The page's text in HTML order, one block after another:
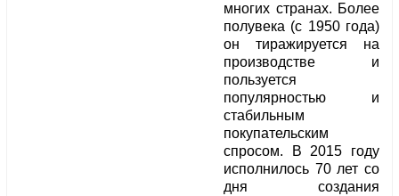
многих странах. Более
полувека (с 1950 года)
он тиражируется на
производстве и
пользуется
популярностью и
стабильным
покупательским
спросом. В 2015 году
исполнилось 70 лет со
дня создания